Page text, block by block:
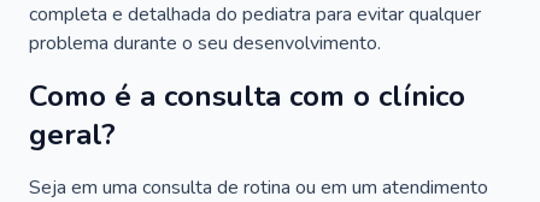
completa e detalhada do pediatra para evitar qualquer
problema durante o seu desenvolvimento.
Como é a consulta com o clínico
geral?
Seja em uma consulta de rotina ou em um atendimento